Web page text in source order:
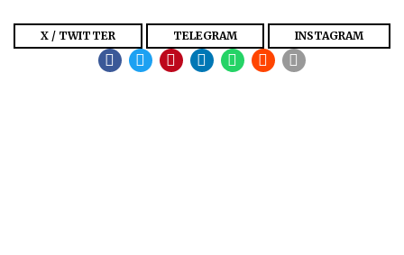
X / TWITTER TELEGRAM INSTAGRAM